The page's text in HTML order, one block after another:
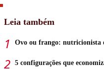
Leia também
Ovo ou frango: nutricionista
5 configurações que